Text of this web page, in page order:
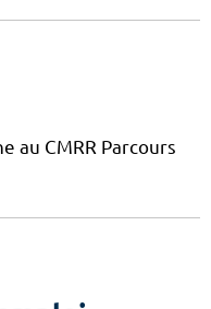
au CMRR Parcours